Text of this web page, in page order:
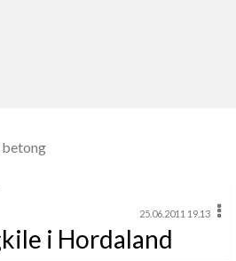
mangler
betong
25.06.2011 19.13
i Hordaland